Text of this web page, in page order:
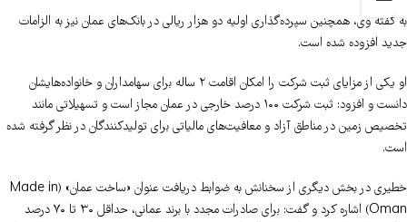
به گفته وی، همچنین سپرده‌گذاری اولیه دو هزار ریالی در بانک‌های عمان نیز به الزامات
جدید افزوده شده است.
او یکی از مزایای ثبت شرکت را امکان اقامت ۲ ساله برای سهامداران و خانواده‌هایشان
دانست و افزود: ثبت شرکت ۱۰۰ درصد خارجی در عمان مجاز است و تسهیلاتی مانند
تخصیص زمین در مناطق آزاد و معافیت‌های مالیاتی برای تولیدکنندگان در نظر گرفته شده
است.
خطیری در بخش دیگری از سخنانش به ضوابط دریافت عنوان «ساخت عمان» (Made in
Oman) اشاره کرد و گفت: برای صادرات مجدد با برند عمانی، حداقل ۳۰ تا ۷۰ درصد